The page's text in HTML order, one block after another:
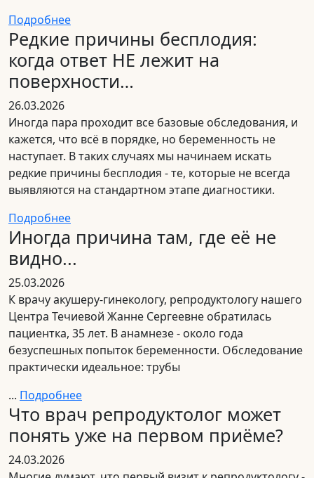
Подробнее
Редкие причины бесплодия:
когда ответ НЕ лежит на
поверхности…
26.03.2026
Иногда пара проходит все базовые обследования, и
кажется, что всё в порядке, но беременность не
наступает. В таких случаях мы начинаем искать
редкие причины бесплодия - те, которые не всегда
выявляются на стандартном этапе диагностики.
Подробнее
Иногда причина там, где её не
видно...
25.03.2026
К врачу акушеру-гинекологу, репродуктологу нашего
Центра Течиевой Жанне Сергеевне обратилась
пациентка, 35 лет. В анамнезе - около года
безуспешных попыток беременности. Обследование
практически идеальное: трубы
... Подробнее
Что врач репродуктолог может
понять уже на первом приёме?
24.03.2026